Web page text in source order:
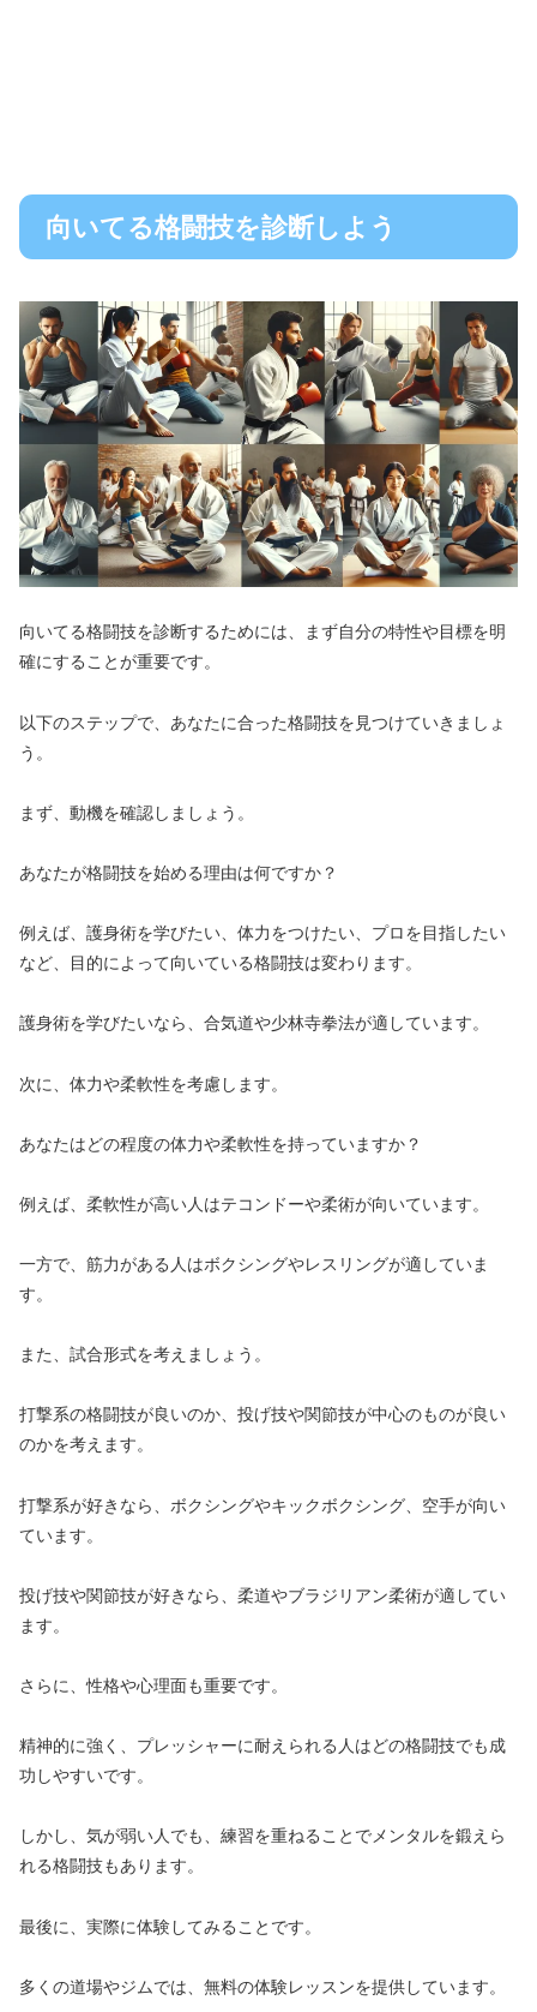
向いてる格闘技を診断しよう
向いてる格闘技を診断するためには、まず自分の特性や目標を明
確にすることが重要です。
以下のステップで、あなたに合った格闘技を見つけていきましょ
う。
まず、動機を確認しましょう。
あなたが格闘技を始める理由は何ですか？
例えば、護身術を学びたい、体力をつけたい、プロを目指したい
など、目的によって向いている格闘技は変わります。
護身術を学びたいなら、合気道や少林寺拳法が適しています。
次に、体力や柔軟性を考慮します。
あなたはどの程度の体力や柔軟性を持っていますか？
例えば、柔軟性が高い人はテコンドーや柔術が向いています。
一方で、筋力がある人はボクシングやレスリングが適していま
す。
また、試合形式を考えましょう。
打撃系の格闘技が良いのか、投げ技や関節技が中心のものが良い
のかを考えます。
打撃系が好きなら、ボクシングやキックボクシング、空手が向い
ています。
投げ技や関節技が好きなら、柔道やブラジリアン柔術が適してい
ます。
さらに、性格や心理面も重要です。
精神的に強く、プレッシャーに耐えられる人はどの格闘技でも成
功しやすいです。
しかし、気が弱い人でも、練習を重ねることでメンタルを鍛えら
れる格闘技もあります。
最後に、実際に体験してみることです。
多くの道場やジムでは、無料の体験レッスンを提供しています。